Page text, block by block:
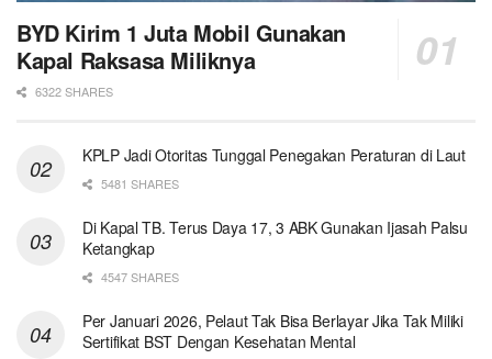
BYD Kirim 1 Juta Mobil Gunakan
Kapal Raksasa Miliknya
6322 SHARES
KPLP Jadi Otoritas Tunggal Penegakan Peraturan di Laut
5481 SHARES
Di Kapal TB. Terus Daya 17, 3 ABK Gunakan Ijasah Palsu
Ketangkap
4547 SHARES
Per Januari 2026, Pelaut Tak Bisa Berlayar Jika Tak Miliki
Sertifikat BST Dengan Kesehatan Mental